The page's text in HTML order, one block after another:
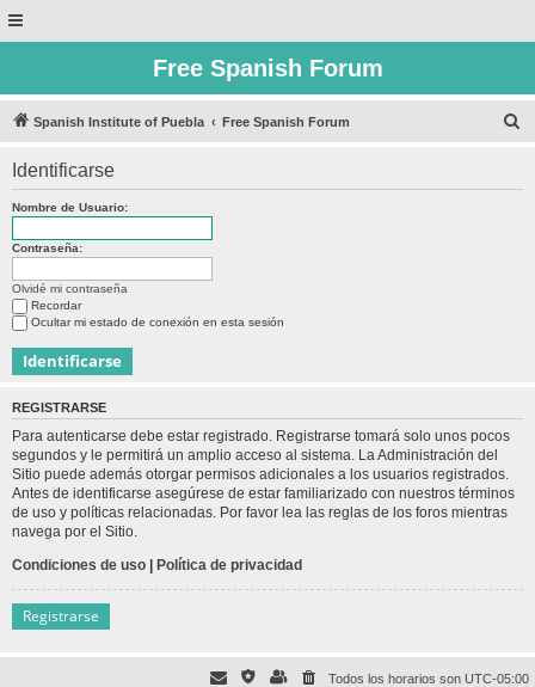
Free Spanish Forum
Spanish Institute of Puebla Free Spanish Forum
Identificarse
Nombre de Usuario:
Contraseña:
Olvidé mi contraseña
Recordar
Ocultar mi estado de conexión en esta sesión
REGISTRARSE
Para autenticarse debe estar registrado. Registrarse tomará solo unos pocos
segundos y le permitirá un amplio acceso al sistema. La Administración del
Sitio puede además otorgar permisos adicionales a los usuarios registrados.
Antes de identificarse asegúrese de estar familiarizado con nuestros términos
de uso y políticas relacionadas. Por favor lea las reglas de los foros mientras
navega por el Sitio.
Condiciones de uso | Política de privacidad
Registrarse
Todos los horarios son UTC-05:00